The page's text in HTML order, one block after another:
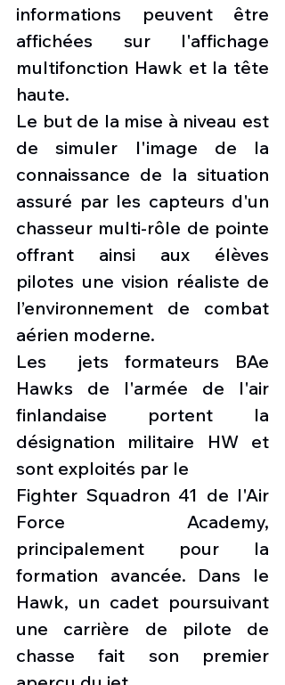
informations peuvent être
affichées sur l'affichage
multifonction Hawk et la tête
haute.
Le but de la mise à niveau est
de simuler l'image de la
connaissance de la situation
assuré par les capteurs d'un
chasseur multi-rôle de pointe
offrant ainsi aux élèves
pilotes une vision réaliste de
l’environnement de combat
aérien moderne.
Les  jets formateurs BAe
Hawks de l'armée de l'air
finlandaise portent la
désignation militaire HW et
sont exploités par le
Fighter Squadron 41 de l'Air
Force Academy,
principalement pour la
formation avancée. Dans le
Hawk, un cadet poursuivant
une carrière de pilote de
chasse fait son premier